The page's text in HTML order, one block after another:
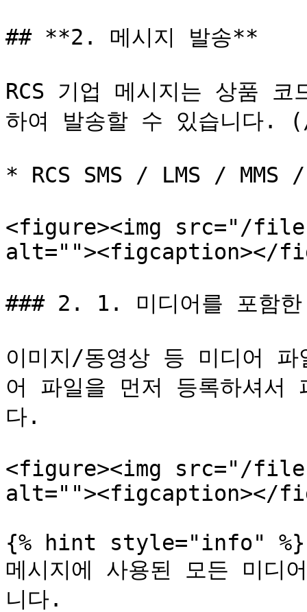
## **2. 메시지 발송**
RCS 기업 메시지는 상품
하여 발송할 수 있습니다.
* RCS SMS / LMS / MMS
<figure><img src="/
alt=""><figcaption></
### 2. 1. 미디어를 포함한
이미지/동영상 등 미디어
어 파일을 먼저 등록하셔서
다.
<figure><img src="/files/
alt=""><figcaption></
{% hint style="info" %}
메시지에 사용된 모든 미디
니다.